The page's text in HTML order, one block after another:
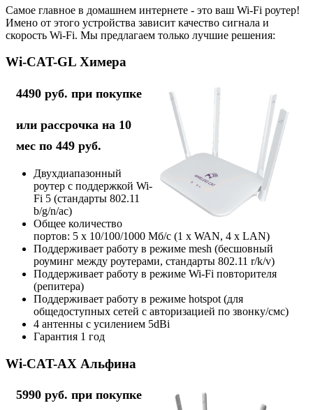
Самое главное в домашнем интернете - это ваш Wi-Fi роутер!
Имено от этого устройства зависит качество сигнала и
скорость Wi-Fi. Мы предлагаем только лучшие решения:
Wi-CAT-GL Химера
4490 руб. при покупке
или рассрочка на 10
мес по 449 руб.
Двухдиапазонный
роутер с поддержкой Wi-
Fi 5 (стандарты 802.11
b/g/n/ac)
Общее количество
портов: 5 х 10/100/1000 Мб/с (1 x WAN, 4 x LAN)
Поддерживает работу в режиме mesh (бесшовный
роуминг между роутерами, стандарты 802.11 r/k/v)
Поддерживает работу в режиме Wi-Fi повторителя
(репитера)
Поддерживает работу в режиме hotspot (для
общедоступных сетей с авторизацией по звонку/смс)
4 антенны с усилением 5dBi
Гарантия 1 год
Wi-CAT-AX Альфина
5990 руб. при покупке